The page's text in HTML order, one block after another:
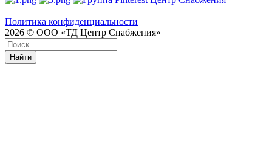
Политика конфиденциальности
2026 © ООО «ТД Центр Снабжения»
Найти